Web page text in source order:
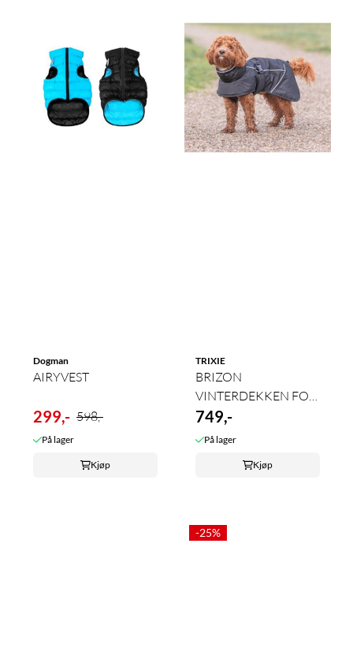
Dogman
AIRYVEST
299,- 598,-
På lager
Kjøp
TRIXIE
BRIZON
VINTERDEKKEN FOR
HUND
749,-
På lager
Kjøp
-25%